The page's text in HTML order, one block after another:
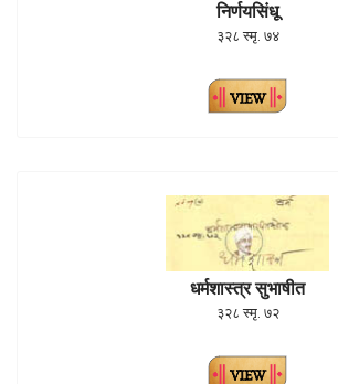
निर्णयसिंधू
३२८ स्मृ. ७४
धर्मशास्त्र सुभाषीत
३२८ स्मृ. ७२